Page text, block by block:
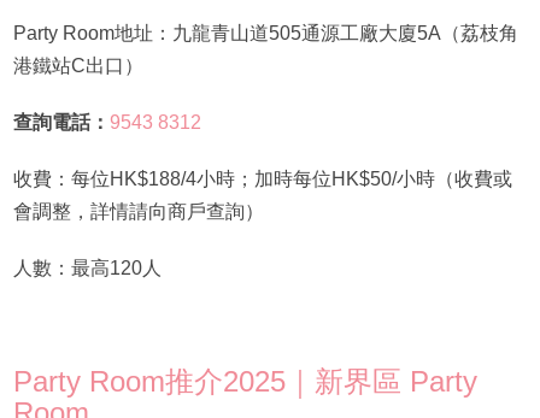
Party Room地址：九龍青山道505通源工廠大廈5A（荔枝角
港鐵站C出口）
查詢電話： 9543 8312
收費：每位HK$188/4小時；加時每位HK$50/小時（收費或
會調整，詳情請向商戶查詢）
人數：最高120人
Party Room推介2025｜新界區 Party